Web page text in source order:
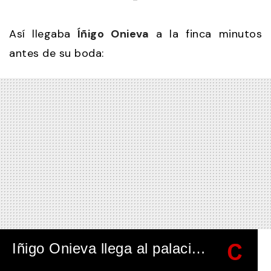
seconds
Así llegaba Íñigo Onieva a la finca minutos
antes de su boda:
Iñigo Onieva llega al palacio "El Rincón" con muchas ganas de ver a Tamara Falcó